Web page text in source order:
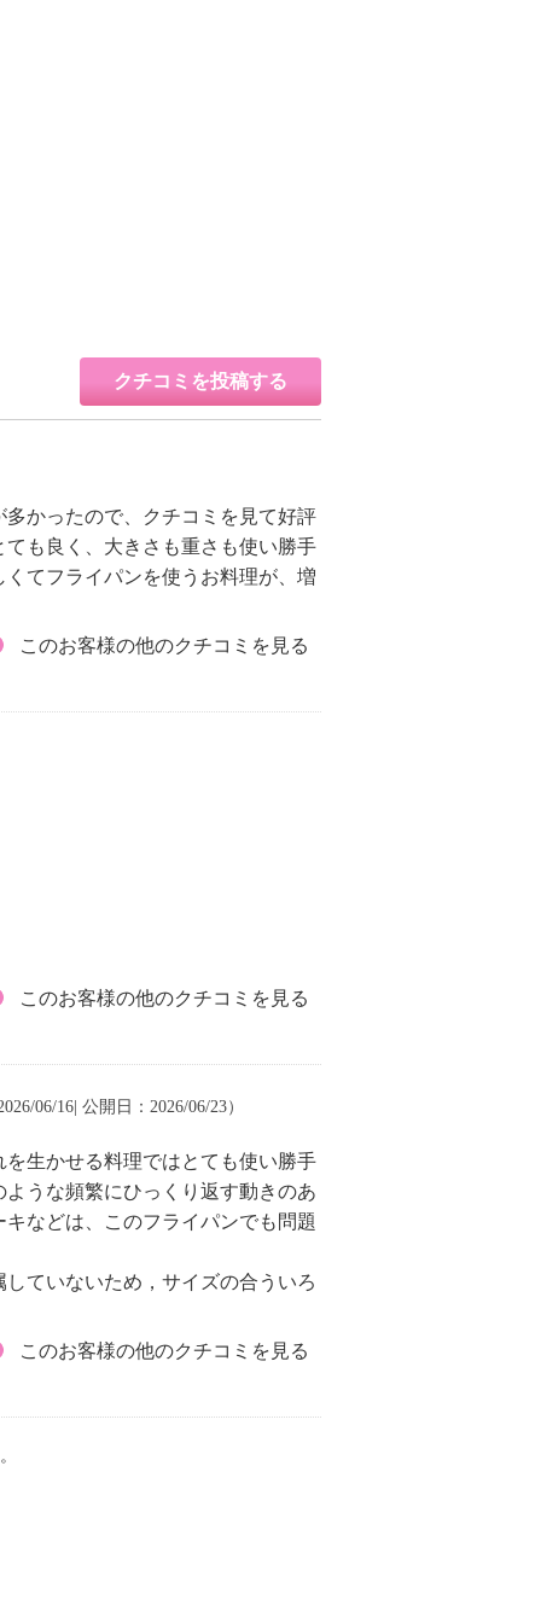
クチコミを投稿する
かったので、クチコミを見て好評
も良く、大きさも重さも使い勝手
パンを使うお料理が、増
このお客様の他のクチコミを見る
このお客様の他のクチコミを見る
06/16| 公開日：2026/06/23）
生かせる料理ではとても使い勝手
うな頻繁にひっくり返す動きのあ
などは、このフライパンでも問題
ていないため，サイズの合ういろ
このお客様の他のクチコミを見る